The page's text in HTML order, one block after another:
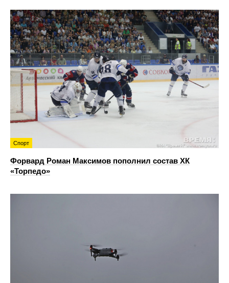
Спорт
Форвард Роман Максимов пополнил состав ХК
«Торпедо»